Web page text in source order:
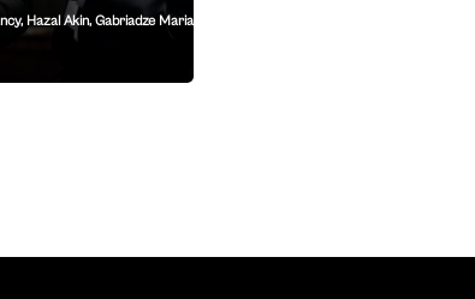
, Hazal Akin,Gabriadze Mariami